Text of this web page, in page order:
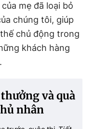
mẹ đã loại bỏ
chúng tôi, giúp
chủ động trong
khách hàng
và quà
nhân